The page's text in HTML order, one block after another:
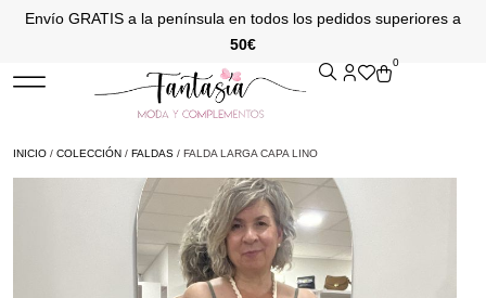
Envío GRATIS a la península en todos los pedidos superiores a
50€
0
INICIO / COLECCIÓN / FALDAS / FALDA LARGA CAPA LINO